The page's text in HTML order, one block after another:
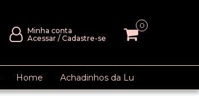
Minha conta
Acessar / Cadastre-se
0
Home Achadinhos da Lu